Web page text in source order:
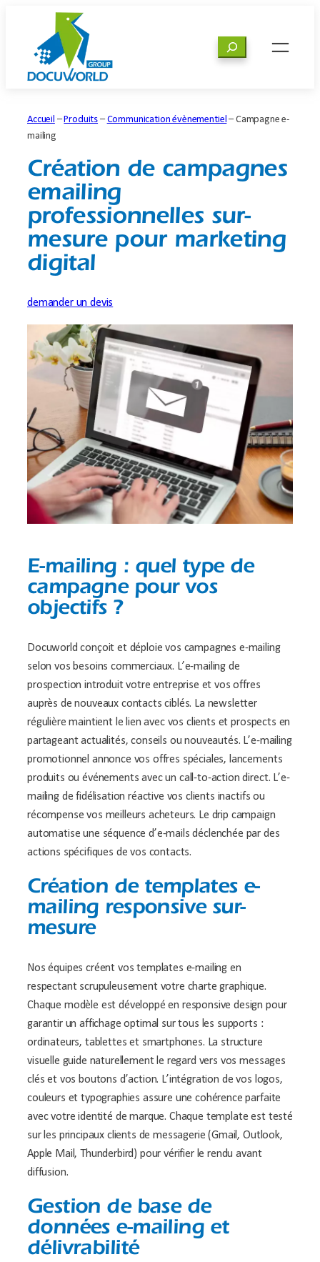
contenu
Rechercher
Accueil – Produits –Communication évènementiel –Campagne e-
mailing
Création de campagnes
emailing
professionnelles sur-
mesure pour marketing
digital
demander un devis
E-mailing : quel type de
campagne pour vos
objectifs ?
Docuworld conçoit et déploie vos campagnes e-mailing
selon vos besoins commerciaux. L’e-mailing de
prospection introduit votre entreprise et vos offres
auprès de nouveaux contacts ciblés. La newsletter
régulière maintient le lien avec vos clients et prospects en
partageant actualités, conseils ou nouveautés. L’e-mailing
promotionnel annonce vos offres spéciales, lancements
produits ou événements avec un call-to-action direct. L’e-
mailing de fidélisation réactive vos clients inactifs ou
récompense vos meilleurs acheteurs. Le drip campaign
automatise une séquence d’e-mails déclenchée par des
actions spécifiques de vos contacts.
Création de templates e-
mailing responsive sur-
mesure
Nos équipes créent vos templates e-mailing en
respectant scrupuleusement votre charte graphique.
Chaque modèle est développé en responsive design pour
garantir un affichage optimal sur tous les supports :
ordinateurs, tablettes et smartphones. La structure
visuelle guide naturellement le regard vers vos messages
clés et vos boutons d’action. L’intégration de vos logos,
couleurs et typographies assure une cohérence parfaite
avec votre identité de marque. Chaque template est testé
sur les principaux clients de messagerie (Gmail, Outlook,
Apple Mail, Thunderbird) pour vérifier le rendu avant
diffusion.
Gestion de base de
données e-mailing et
délivrabilité